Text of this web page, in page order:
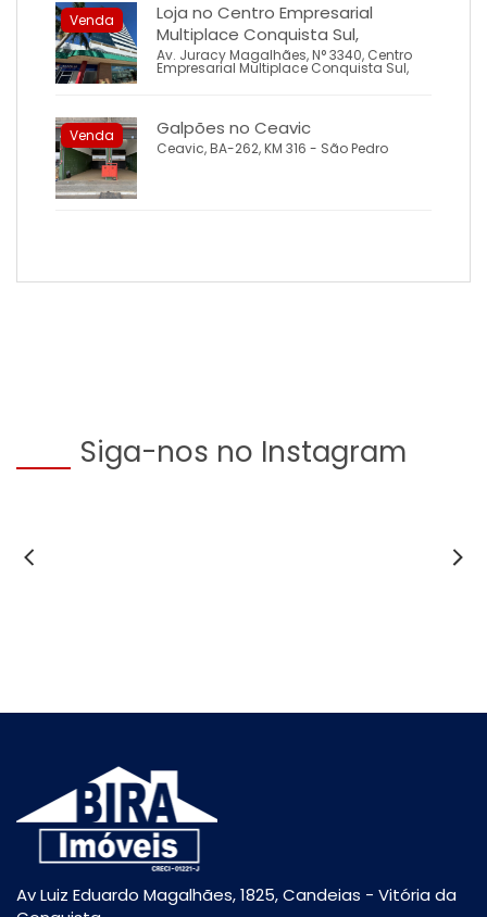
Venda
Loja no Centro Empresarial
Multiplace Conquista Sul,
Av. Juracy Magalhães, N° 3340, Centro
Empresarial Multiplace Conquista Sul,
Venda Galpões no Ceavic
Ceavic, BA-262, KM 316 - São Pedro
Siga-nos no Instagram
Av Luiz Eduardo Magalhães, 1825, Candeias - Vitória da